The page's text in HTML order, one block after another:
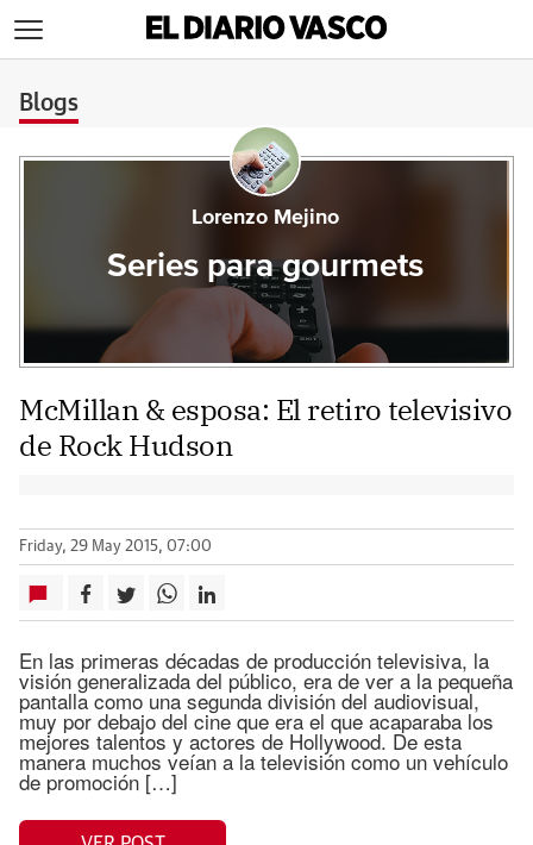
Blogs
Lorenzo Mejino
Series para gourmets
McMillan & esposa: El retiro televisivo
de Rock Hudson
Friday, 29 May 2015, 07:00
En las primeras décadas de producción televisiva, la
visión generalizada del público, era de ver a la pequeña
pantalla como una segunda división del audiovisual,
muy por debajo del cine que era el que acaparaba los
mejores talentos y actores de Hollywood. De esta
manera muchos veían a la televisión como un vehículo
de promoción […]